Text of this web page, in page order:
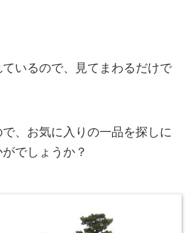
いるので、見てまわるだけで
、お気に入りの一品を探しに
でしょうか？